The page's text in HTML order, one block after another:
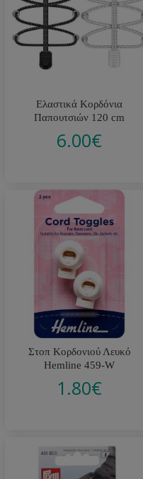
Ελαστικά Κορδόνια
Παπουτσιών 120 cm
6.00€
Στοπ Κορδονιού Λευκό
Hemline 459-W
1.80€